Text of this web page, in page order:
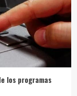
los programas